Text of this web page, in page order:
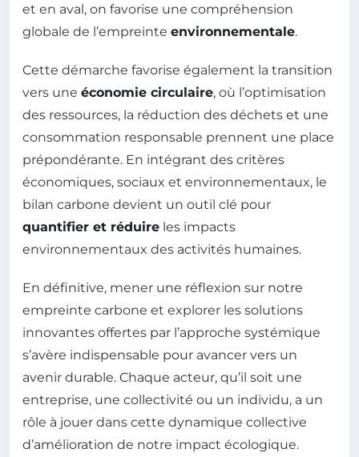
et en aval, on favorise une compréhension
globale de l’empreinte environnementale.
Cette démarche favorise également la transition
vers une économie circulaire, où l’optimisation
des ressources, la réduction des déchets et une
consommation responsable prennent une place
prépondérante. En intégrant des critères
économiques, sociaux et environnementaux, le
bilan carbone devient un outil clé pour
quantifier et réduire les impacts
environnementaux des activités humaines.
En définitive, mener une réflexion sur notre
empreinte carbone et explorer les solutions
innovantes offertes par l’approche systémique
s’avère indispensable pour avancer vers un
avenir durable. Chaque acteur, qu’il soit une
entreprise, une collectivité ou un individu, a un
rôle à jouer dans cette dynamique collective
d’amélioration de notre impact écologique.